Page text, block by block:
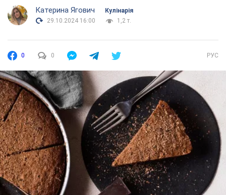
Катерина Ягович
Кулінарія
29.10.2024 16:00
1,2 т.
0 0 РУС